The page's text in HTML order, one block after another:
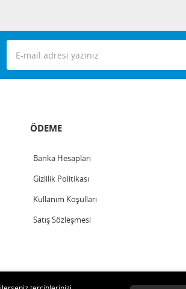
ÖDEME
Banka Hesapları
Gizlilik Politikası
Kullanım Koşulları
Satış Sözleşmesi